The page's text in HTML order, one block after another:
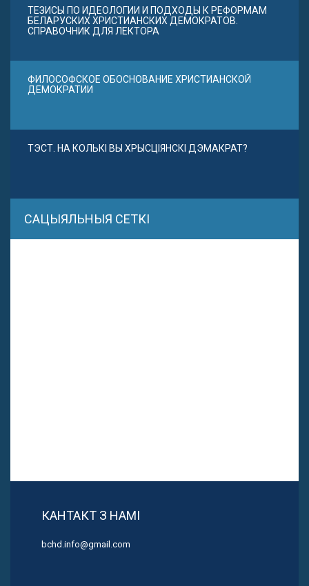
ТЕЗИСЫ ПО ИДЕОЛОГИИ И ПОДХОДЫ К РЕФОРМАМ
БЕЛАРУСКИХ ХРИСТИАНСКИХ ДЕМОКРАТОВ.
СПРАВОЧНИК ДЛЯ ЛЕКТОРА
ФИЛОСОФСКОЕ ОБОСНОВАНИЕ ХРИСТИАНСКОЙ
ДЕМОКРАТИИ
ТЭСТ. НА КОЛЬКІ ВЫ ХРЫСЦІЯНСКІ ДЭМАКРАТ?
САЦЫЯЛЬНЫЯ СЕТКІ
КАНТАКТ З НАМІ
bchd.info@gmail.com